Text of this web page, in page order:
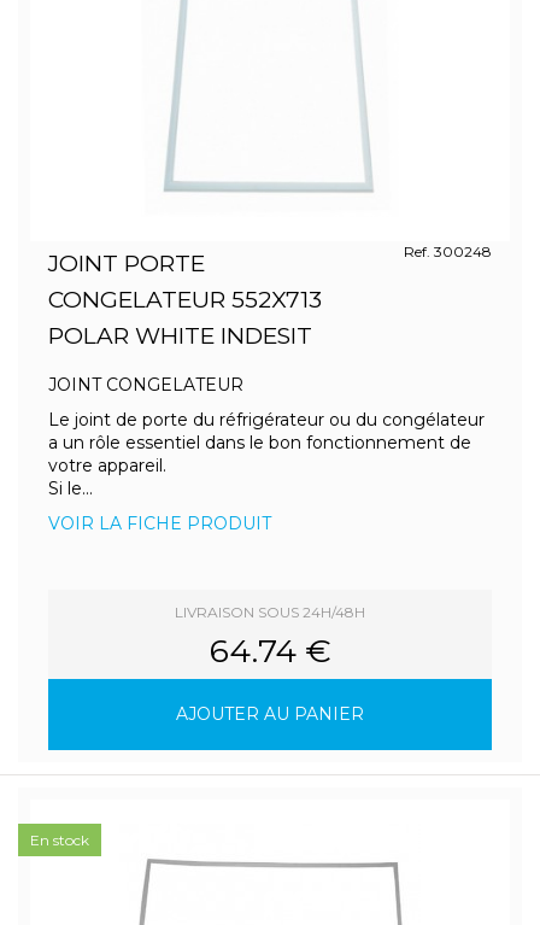
JOINT PORTE
CONGELATEUR 552X713
POLAR WHITE INDESIT
Ref. 300248
JOINT CONGELATEUR
Le joint de porte du réfrigérateur ou du congélateur
a un rôle essentiel dans le bon fonctionnement de
votre appareil.
Si le...
VOIR LA FICHE PRODUIT
LIVRAISON SOUS 24H/48H
64.74 €
AJOUTER AU PANIER
En stock